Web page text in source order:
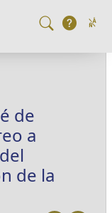
de
a
de la